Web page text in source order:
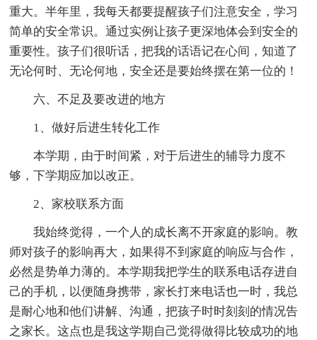
重大。半年里，我每天都要提醒孩子们注意安全，学习
简单的安全常识。通过实例让孩子更深地体会到安全的
重要性。孩子们很听话，把我的话语记在心间，知道了
无论何时、无论何地，安全还是要始终摆在第一位的！
六、不足及要改进的地方
1、做好后进生转化工作
本学期，由于时间紧，对于后进生的辅导力度不
够，下学期应加以改正。
2、家校联系方面
我始终觉得，一个人的成长离不开家庭的影响。教
师对孩子的影响再大，如果得不到家庭的响应与合作，
必然是势单力薄的。本学期我把学生的联系电话存进自
己的手机，以便随身携带，家长打来电话也一时，我总
是耐心地和他们讲解、沟通，把孩子时时刻刻的情况告
之家长。这点也是我这学期自己觉得做得比较成功的地